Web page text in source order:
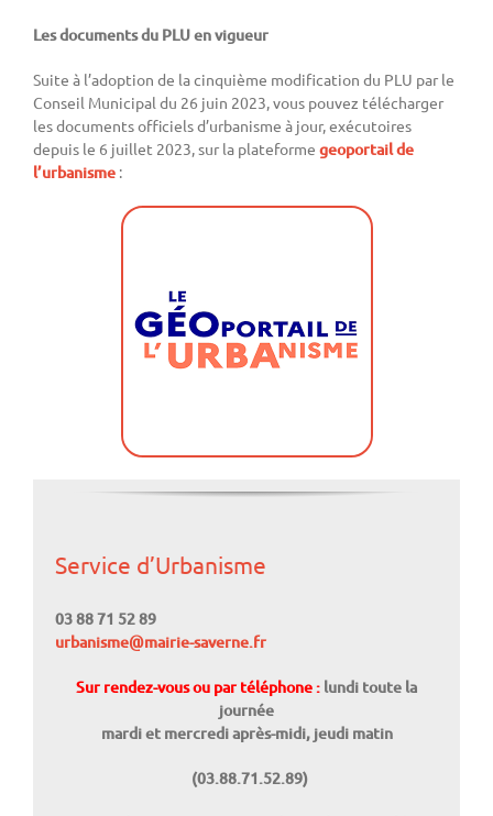
Les documents du PLU en vigueur
Suite à l’adoption de la cinquième modification du PLU par le
Conseil Municipal du 26 juin 2023, vous pouvez télécharger
les documents officiels d’urbanisme à jour, exécutoires
depuis le 6 juillet 2023, sur la plateforme geoportail de
l’urbanisme :
Service d’Urbanisme
03 88 71 52 89
urbanisme@mairie-saverne.fr
Sur rendez-vous ou par téléphone : lundi toute la
journée
mardi et mercredi après-midi, jeudi matin
(03.88.71.52.89)